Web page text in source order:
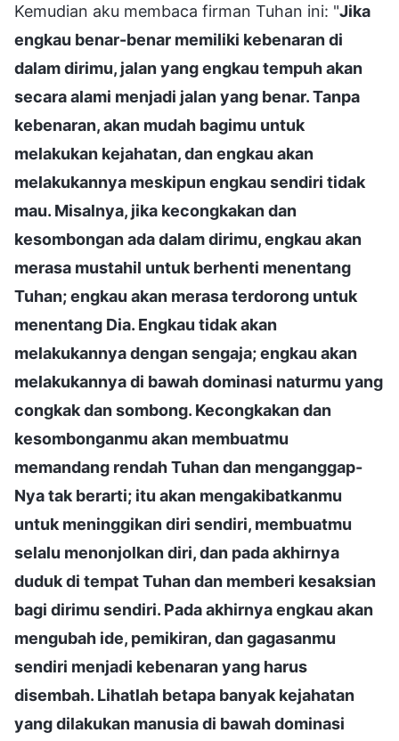
Kemudian aku membaca firman Tuhan ini: "Jika
engkau benar-benar memiliki kebenaran di
dalam dirimu, jalan yang engkau tempuh akan
secara alami menjadi jalan yang benar. Tanpa
kebenaran, akan mudah bagimu untuk
melakukan kejahatan, dan engkau akan
melakukannya meskipun engkau sendiri tidak
mau. Misalnya, jika kecongkakan dan
kesombongan ada dalam dirimu, engkau akan
merasa mustahil untuk berhenti menentang
Tuhan; engkau akan merasa terdorong untuk
menentang Dia. Engkau tidak akan
melakukannya dengan sengaja; engkau akan
melakukannya di bawah dominasi naturmu yang
congkak dan sombong. Kecongkakan dan
kesombonganmu akan membuatmu
memandang rendah Tuhan dan menganggap-
Nya tak berarti; itu akan mengakibatkanmu
untuk meninggikan diri sendiri, membuatmu
selalu menonjolkan diri, dan pada akhirnya
duduk di tempat Tuhan dan memberi kesaksian
bagi dirimu sendiri. Pada akhirnya engkau akan
mengubah ide, pemikiran, dan gagasanmu
sendiri menjadi kebenaran yang harus
disembah. Lihatlah betapa banyak kejahatan
yang dilakukan manusia di bawah dominasi